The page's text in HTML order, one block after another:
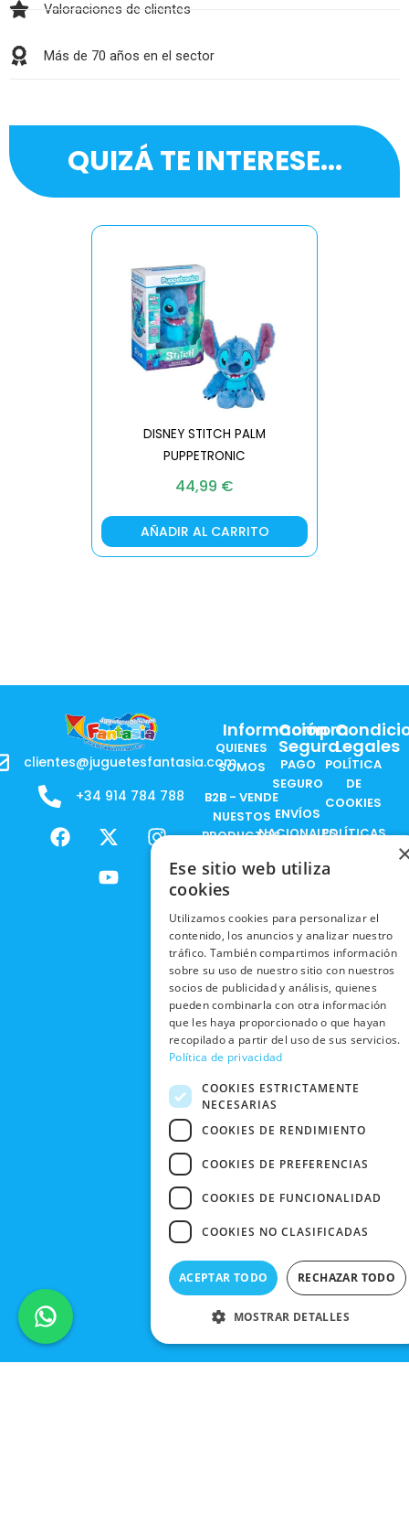
Valoraciones de clientes
Más de 70 años en el sector
QUIZÁ TE INTERESE...
DISNEY STITCH PALM
PUPPETRONIC
44,99 €
AÑADIR AL CARRITO
clientes@juguetesfantasia.com
+34 914 784 788
F
a
X
-
t
w
I
n
m
Y
o
u
t
Información
QUIENES
SOMOS
B2B - VENDE
NUESTOS
PRODUCTOS
RESPONSABILIDAD
SOCIAL
TRABAJA
CON
NOSOTROS
NUESTRAS
TIENDAS
BLACK
FRIDAY
CONTACTO
Compra
Segura
PAGO
SEGURO
ENVÍOS
NACIONALES
ENVÍOS
RECOGIDA
EN TIENDA
DEVOLUCIONES
Y CAMBIOS
CANCELAR
PEDIDO
Legales
POLÍTICA
DE
COOKIES
POLÍTICAS
PRIVACIDAD
POLÍTICA DE
PRIVACIDAD
CONDICIONES
DE COMPRA
Ese sitio web utiliza
cookies
Utilizamos cookies para personalizar el
contenido, los anuncios y analizar nuestro
tráfico. También compartimos información
sobre su uso de nuestro sitio con nuestros
socios de publicidad y análisis, quienes
pueden combinarla con otra información
que les haya proporcionado o que hayan
recopilado a partir del uso de sus servicios.
Política de privacidad
COOKIES ESTRICTAMENTE
NECESARIAS
COOKIES DE RENDIMIENTO
COOKIES DE PREFERENCIAS
COOKIES DE FUNCIONALIDAD
COOKIES NO CLASIFICADAS
ACEPTAR TODO RECHAZAR TODO
MOSTRAR DETALLES